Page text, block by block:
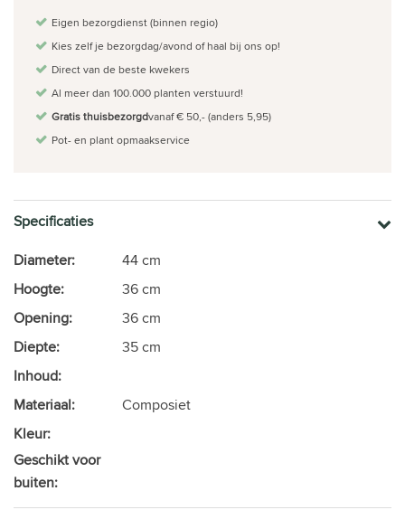
Eigen bezorgdienst (binnen regio)
Kies zelf je bezorgdag/avond of haal bij ons op!
Direct van de beste kwekers
Al meer dan 100.000 planten verstuurd!
Gratis thuisbezorgdvanaf € 50,- (anders 5,95)
Pot- en plant opmaakservice
Specificaties
Diameter:
44 cm
Hoogte:
36 cm
Opening:
36 cm
Diepte:
35 cm
Inhoud:
Materiaal:
Composiet
Kleur:
Geschikt voor
buiten: